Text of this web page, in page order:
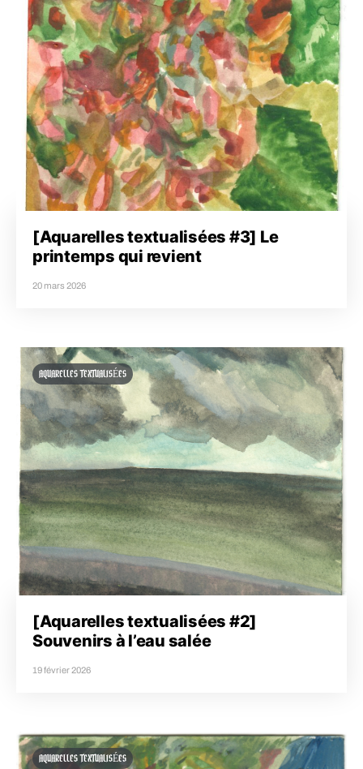
[Aquarelles textualisées #3] Le
printemps qui revient
20 mars 2026
AQUARELLES TEXTUALISÉES
[Aquarelles textualisées #2]
Souvenirs à l’eau salée
19 février 2026
AQUARELLES TEXTUALISÉES